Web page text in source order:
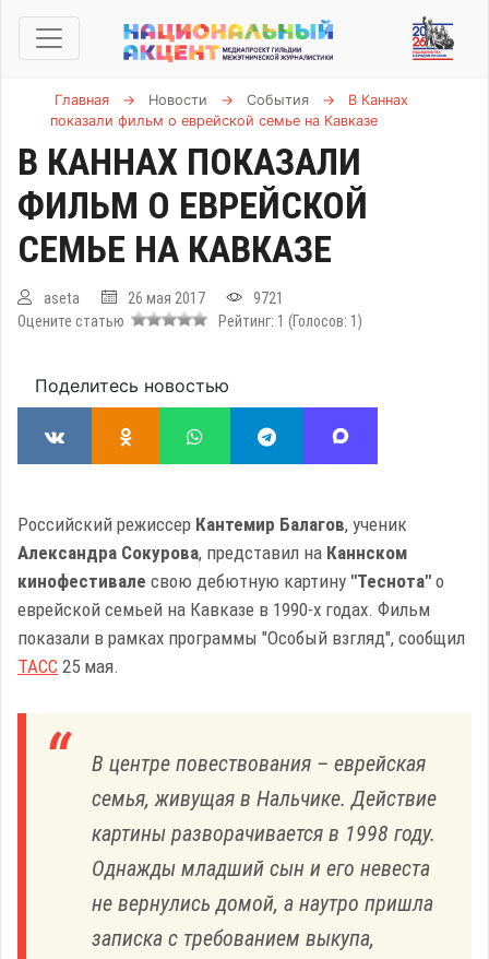
Главная → Новости → События →
В Каннах
показали фильм о еврейской семье на Кавказе
В КАННАХ ПОКАЗАЛИ
ФИЛЬМ О ЕВРЕЙСКОЙ
СЕМЬЕ НА КАВКАЗЕ
aseta 26 мая 2017
9721
Оцените статью
Рейтинг: 1 (Голосов: 1 )
Поделитесь новостью
Российский режиссер Кантемир Балагов, ученик
Александра Сокурова, представил на Каннском
кинофестивале свою дебютную картину "Теснота" о
еврейской семьей на Кавказе в 1990-х годах. Фильм
показали в рамках программы "Особый взгляд", сообщил
ТАСС 25 мая.
В центре повествования – еврейская
семья, живущая в Нальчике. Действие
картины разворачивается в 1998 году.
Однажды младший сын и его невеста
не вернулись домой, а наутро пришла
записка с требованием выкупа,